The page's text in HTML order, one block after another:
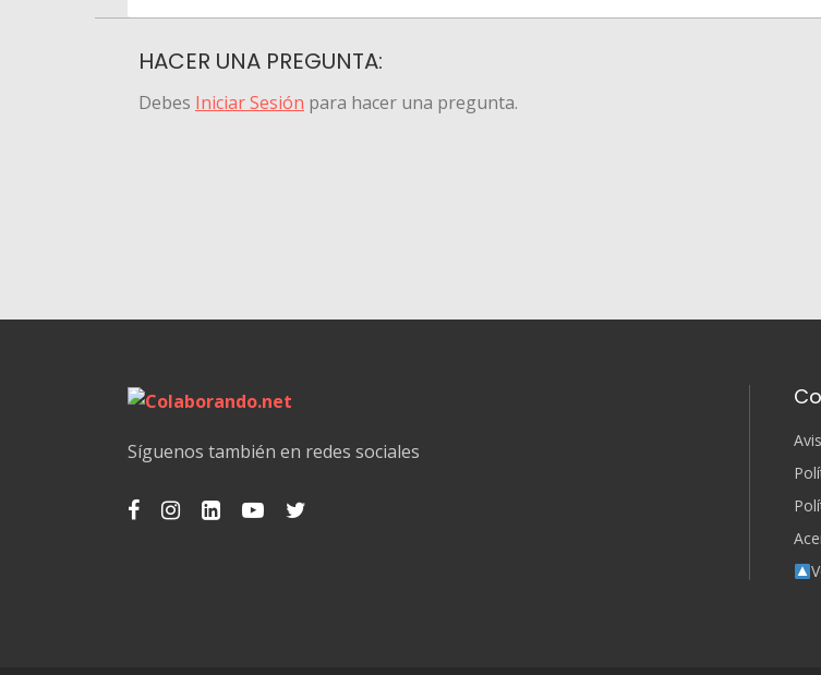
HACER UNA PREGUNTA:
Debes Iniciar Sesión para hacer una pregunta.
Síguenos también en redes sociales